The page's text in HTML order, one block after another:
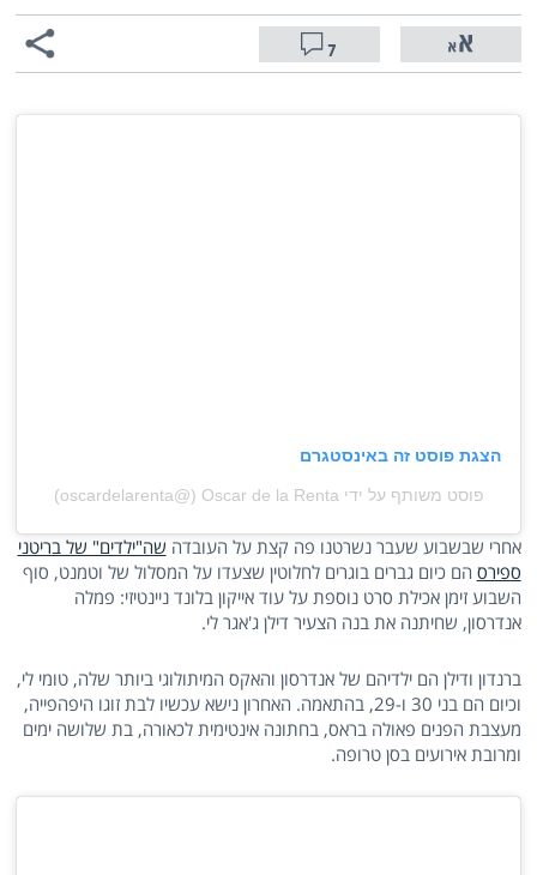
7
הצגת פוסט זה באינסטגרם
פוסט משותף על ידי ‏‎Oscar de la Renta‎‏ (@‏‎oscardelarenta‎‏)
אחרי שבשבוע שעבר נשרטנו פה קצת על העובדה שה"ילדים" של בריטני
ספירס הם כיום גברים בוגרים לחלוטין שצעדו על המסלול של וטמנט, סוף
השבוע זימן אכילת סרט נוספת על עוד אייקון בלונד ניינטיזי: פמלה
אנדרסון, שחיתנה את בנה הצעיר דילן ג'אגר לי.
ברנדון ודילן הם ילדיהם של אנדרסון והאקס המיתולוגי ביותר שלה, טומי לי,
וכיום הם בני 30 ו-29, בהתאמה. האחרון נישא עכשיו לבת זוגו היפהפייה,
מעצבת הפנים פאולה בראס, בחתונה אינטימית לכאורה, בת שלושה ימים
ומרובת אירועים בסן טרופה.